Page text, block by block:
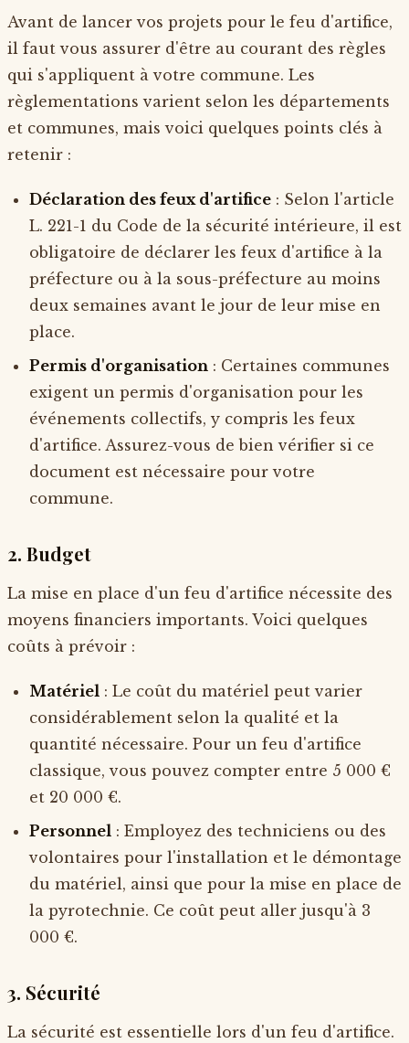
Avant de lancer vos projets pour le feu d'artifice,
il faut vous assurer d'être au courant des règles
qui s'appliquent à votre commune. Les
règlementations varient selon les départements
et communes, mais voici quelques points clés à
retenir :
Déclaration des feux d'artifice : Selon l'article
L. 221-1 du Code de la sécurité intérieure, il est
obligatoire de déclarer les feux d'artifice à la
préfecture ou à la sous-préfecture au moins
deux semaines avant le jour de leur mise en
place.
Permis d'organisation : Certaines communes
exigent un permis d'organisation pour les
événements collectifs, y compris les feux
d'artifice. Assurez-vous de bien vérifier si ce
document est nécessaire pour votre
commune.
2. Budget
La mise en place d'un feu d'artifice nécessite des
moyens financiers importants. Voici quelques
coûts à prévoir :
Matériel : Le coût du matériel peut varier
considérablement selon la qualité et la
quantité nécessaire. Pour un feu d'artifice
classique, vous pouvez compter entre 5 000 €
et 20 000 €.
Personnel : Employez des techniciens ou des
volontaires pour l'installation et le démontage
du matériel, ainsi que pour la mise en place de
la pyrotechnie. Ce coût peut aller jusqu'à 3
000 €.
3. Sécurité
La sécurité est essentielle lors d'un feu d'artifice.